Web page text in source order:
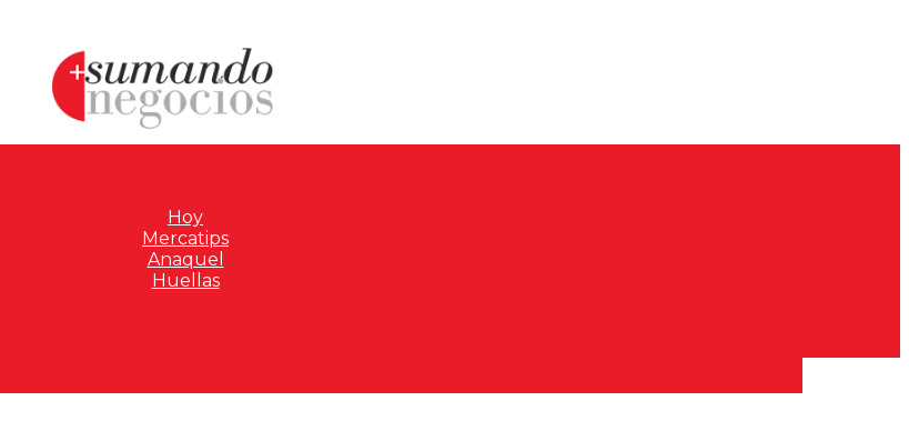
Hoy
Mercatips
Anaquel
Huellas